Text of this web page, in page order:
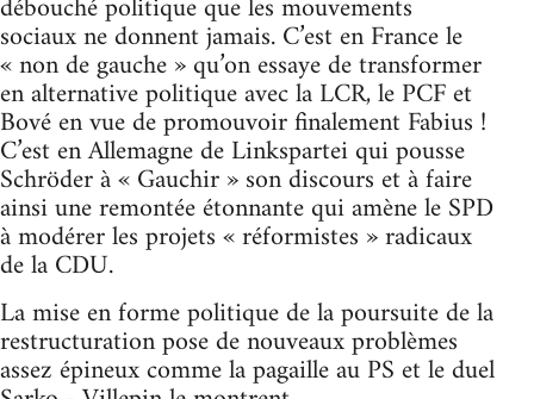
sociaux ne donnent jamais. C’est en France le
« non de gauche » qu’on essaye de transformer
en alternative politique avec la LCR, le PCF et
Bové en vue de promouvoir finalement Fabius !
C’est en Allemagne de Linkspartei qui pousse
Schröder à « Gauchir » son discours et à faire
ainsi une remontée étonnante qui amène le SPD
à modérer les projets « réformistes » radicaux
de la CDU.
La mise en forme politique de la poursuite de la
restructuration pose de nouveaux problèmes
assez épineux comme la pagaille au PS et le duel